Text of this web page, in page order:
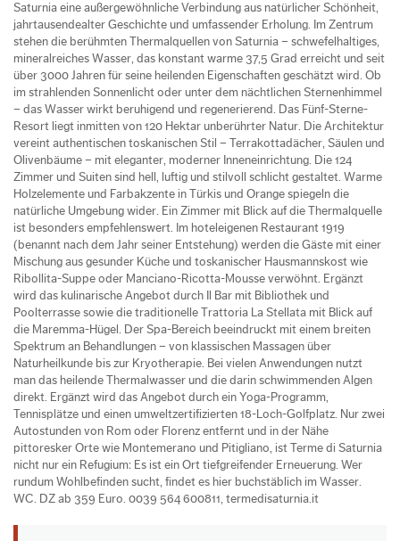
Saturnia eine außergewöhnliche Verbindung aus natürlicher Schönheit,
jahrtausendealter Geschichte und umfassender Erholung. Im Zentrum
stehen die berühmten Thermalquellen von Saturnia – schwefelhaltiges,
mineralreiches Wasser, das konstant warme 37,5 Grad erreicht und seit
über 3000 Jahren für seine heilenden Eigenschaften geschätzt wird. Ob
im strahlenden Sonnenlicht oder unter dem nächtlichen Sternenhimmel
– das Wasser wirkt beruhigend und regenerierend. Das Fünf-Sterne-
Resort liegt inmitten von 120 Hektar unberührter Natur. Die Architektur
vereint authentischen toskanischen Stil – Terrakottadächer, Säulen und
Olivenbäume – mit eleganter, moderner Inneneinrichtung. Die 124
Zimmer und Suiten sind hell, luftig und stilvoll schlicht gestaltet. Warme
Holzelemente und Farbakzente in Türkis und Orange spiegeln die
natürliche Umgebung wider. Ein Zimmer mit Blick auf die Thermalquelle
ist besonders empfehlenswert. Im hoteleigenen Restaurant 1919
(benannt nach dem Jahr seiner Entstehung) werden die Gäste mit einer
Mischung aus gesunder Küche und toskanischer Hausmannskost wie
Ribollita-Suppe oder Manciano-Ricotta-Mousse verwöhnt. Ergänzt
wird das kulinarische Angebot durch Il Bar mit Bibliothek und
Poolterrasse sowie die traditionelle Trattoria La Stellata mit Blick auf
die Maremma-Hügel. Der Spa-Bereich beeindruckt mit einem breiten
Spektrum an Behandlungen – von klassischen Massagen über
Naturheilkunde bis zur Kryotherapie. Bei vielen Anwendungen nutzt
man das heilende Thermalwasser und die darin schwimmenden Algen
direkt. Ergänzt wird das Angebot durch ein Yoga-Programm,
Tennisplätze und einen umweltzertifizierten 18-Loch-Golfplatz. Nur zwei
Autostunden von Rom oder Florenz entfernt und in der Nähe
pittoresker Orte wie Montemerano und Pitigliano, ist Terme di Saturnia
nicht nur ein Refugium: Es ist ein Ort tiefgreifender Erneuerung. Wer
rundum Wohlbefinden sucht, findet es hier buchstäblich im Wasser.
WC. DZ ab 359 Euro. 0039 564 600811, termedisaturnia.it